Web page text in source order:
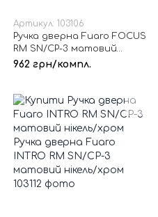
Артикул: 103106
Ручка дверна Fuaro FOCUS
RM SN/CP-3 матовий
нікель/хром
962 грн/компл.